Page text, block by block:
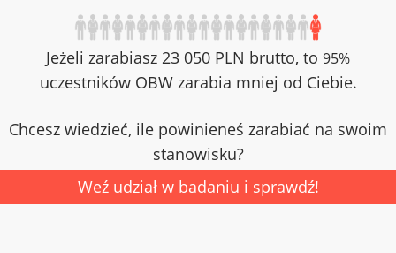
Jeżeli zarabiasz 23 050 PLN brutto, to 95%
uczestników OBW zarabia mniej od Ciebie.
Chcesz wiedzieć, ile powinieneś zarabiać na swoim
stanowisku?
Weź udział w badaniu i sprawdź!